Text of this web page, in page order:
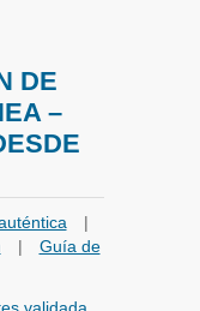
DE
–
|
|
Guía de